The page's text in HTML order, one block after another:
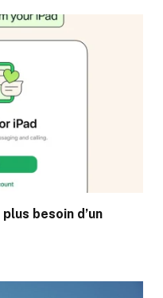
besoin d’un